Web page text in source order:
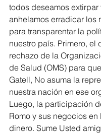
todos deseamos extirpar
anhelamos erradicar los
para transparentar la
nuestro país. Primero, el
rechazo de la
de Salud (OMS) para
Gatell, No asuma la
nuestra nación en ese
Luego, la participación
Romo y sus negocios
dinero. Sume Usted